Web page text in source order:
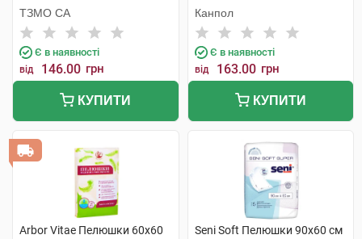
ТЗМО СА
Є в наявності
від 146.00 грн
КУПИТИ
Канпол
Є в наявності
від 163.00 грн
КУПИТИ
Arbor Vitae Пелюшки 60х60
Seni Soft Пелюшки 90х60 см